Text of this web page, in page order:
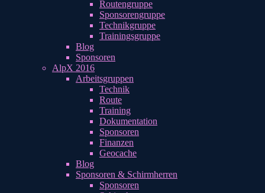
Routengruppe
Sponsorengruppe
Technikgruppe
Trainingsgruppe
Blog
Sponsoren
AlpX 2016
Arbeitsgruppen
Technik
Route
Training
Dokumentation
Sponsoren
Finanzen
Geocache
Blog
Sponsoren & Schirmherren
Sponsoren